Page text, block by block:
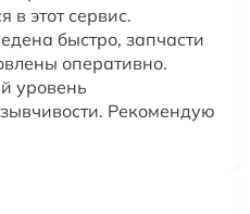
в этот сервис.
быстро, запчасти
оперативно.
уровень
Рекомендую